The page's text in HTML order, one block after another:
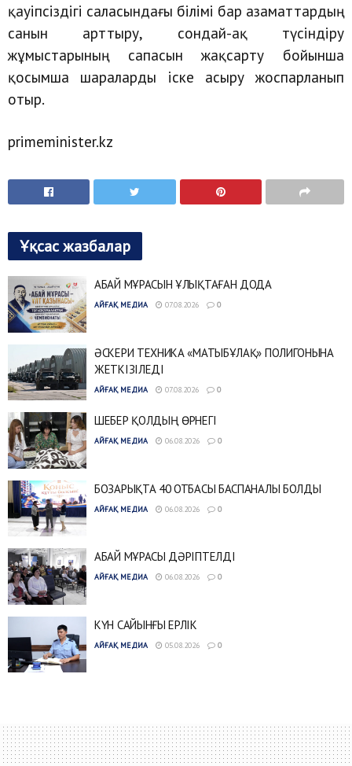
қауіпсіздігі саласындағы білімі бар азаматтардың
санын арттыру, сондай-ақ түсіндіру
жұмыстарының сапасын жақсарту бойынша
қосымша шараларды іске асыру жоспарланып
отыр.
primeminister.kz
Ұқсас жазбалар
АБАЙ МҰРАСЫН ҰЛЫҚТАҒАН ДОДА
АЙҒАҚ МЕДИА 07.08.2026 0
ӘСКЕРИ ТЕХНИКА «МАТЫБҰЛАҚ» ПОЛИГОНЫНА
ЖЕТКІЗІЛЕДІ
АЙҒАҚ МЕДИА 07.08.2026 0
ШЕБЕР ҚОЛДЫҢ ӨРНЕГІ
АЙҒАҚ МЕДИА 06.08.2026 0
БОЗАРЫҚТА 40 ОТБАСЫ БАСПАНАЛЫ БОЛДЫ
АЙҒАҚ МЕДИА 06.08.2026 0
АБАЙ МҰРАСЫ ДӘРІПТЕЛДІ
АЙҒАҚ МЕДИА 06.08.2026 0
КҮН САЙЫНҒЫ ЕРЛІК
АЙҒАҚ МЕДИА 05.08.2026 0